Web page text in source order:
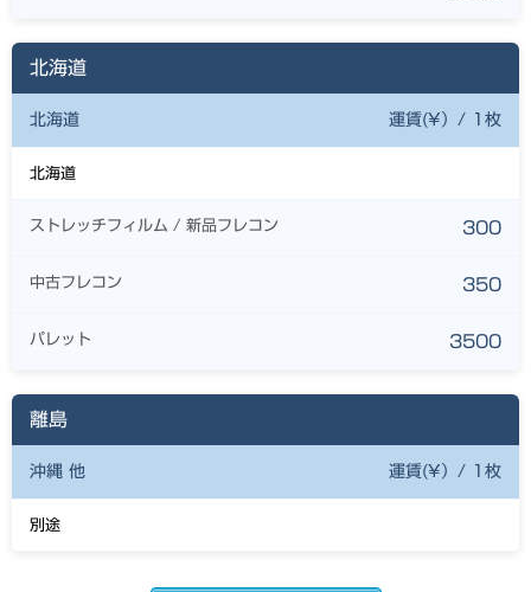
北海道
北海道 運賃(¥）/ 1枚
北海道
ストレッチフィルム / 新品フレコン 300
中古フレコン 350
パレット 3500
離島
沖縄 他 運賃(¥）/ 1枚
別途